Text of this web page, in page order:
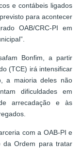
e contábeis ligados
para acontecer
OAB/CRC-PI em
Bonfim, a partir
(TCE) irá intensificar
a maioria deles não
dificuldades em
arrecadação e às
com a OAB-PI e
da Ordem para tratar